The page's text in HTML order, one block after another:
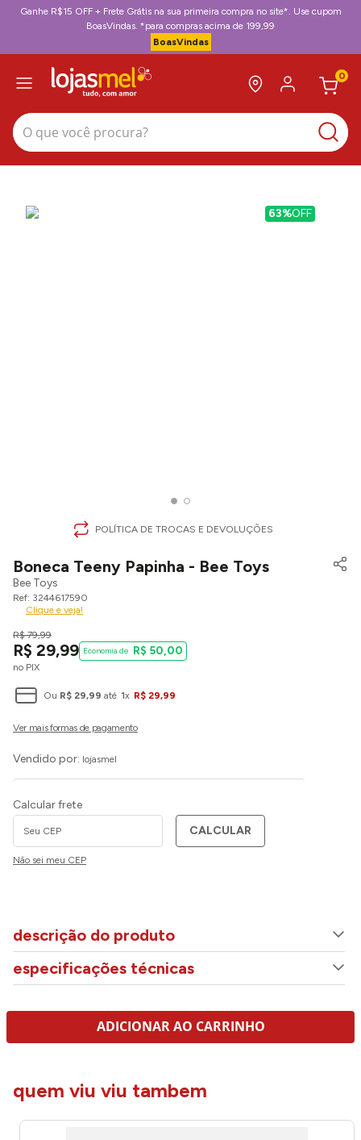
Ganhe R$15 OFF + Frete Grátis na sua primeira compra no site*. Use cupom
BoasVindas. *para compras acima de 199,99
BoasVindas
0
O que você procura?
63%OFF
POLÍTICA DE TROCAS E DEVOLUÇÕES
Boneca Teeny Papinha - Bee Toys
Bee Toys
3244617590
Clique e veja!
R$ 79,99
R$ 29,99
no PIX
R$ 50,00
Ou R$ 29,99 até 1x R$ 29,99
Vendido por: lojasmel
Calcular frete
CALCULAR
Não sei meu CEP
descrição do produto
especificações técnicas
ADICIONAR AO CARRINHO
quem viu viu tambem